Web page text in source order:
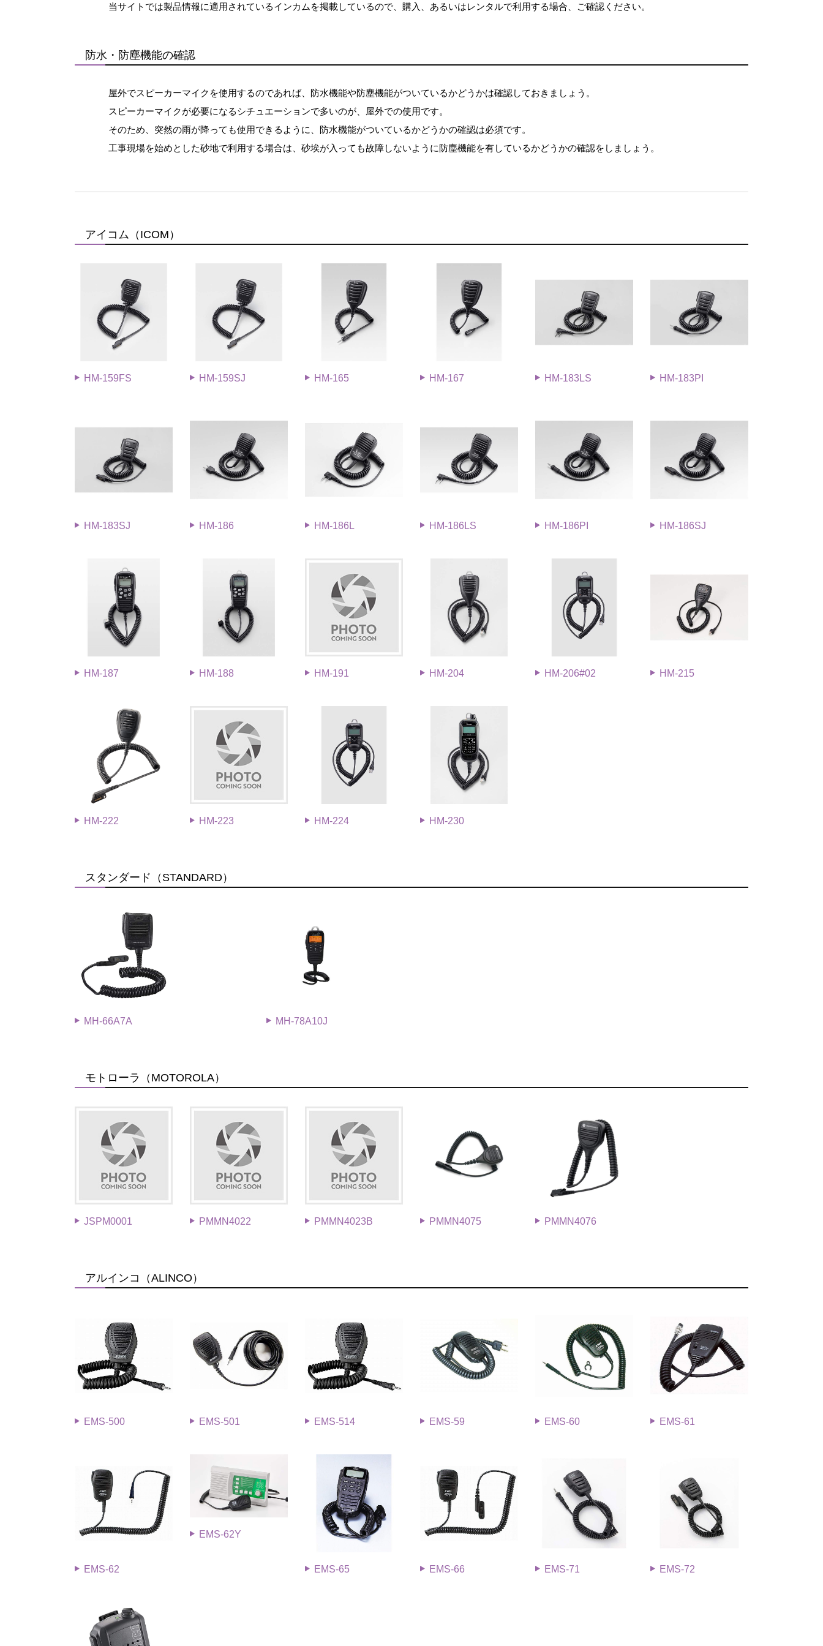
当サイトでは製品情報に適用されているインカムを掲載しているので、購入、あるいはレンタルで利用する場合、ご確認ください。
防水・防塵機能の確認
屋外でスピーカーマイクを使用するのであれば、防水機能や防塵機能がついているかどうかは確認しておきましょう。
スピーカーマイクが必要になるシチュエーションで多いのが、屋外での使用です。
そのため、突然の雨が降っても使用できるように、防水機能がついているかどうかの確認は必須です。
工事現場を始めとした砂地で利用する場合は、砂埃が入っても故障しないように防塵機能を有しているかどうかの確認をしましょう。
アイコム（ICOM）
HM-159FS HM-159SJ HM-165 HM-167 HM-183LS HM-183PI
HM-183SJ HM-186 HM-186L HM-186LS HM-186PI HM-186SJ
HM-187 HM-188 HM-191 HM-204 HM-206#02 HM-215
HM-222 HM-223 HM-224 HM-230
スタンダード（STANDARD）
MH-66A7A MH-78A10J
モトローラ（MOTOROLA）
JSPM0001 PMMN4022 PMMN4023B PMMN4075 PMMN4076
アルインコ（ALINCO）
EMS-500 EMS-501 EMS-514 EMS-59 EMS-60 EMS-61
EMS-62
EMS-62Y
EMS-65 EMS-66 EMS-71 EMS-72